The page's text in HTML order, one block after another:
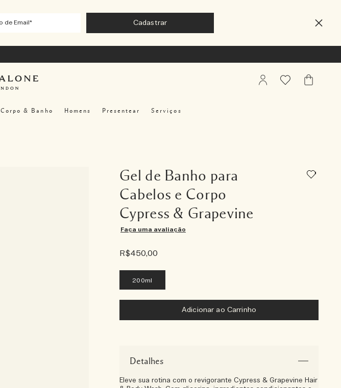
Corpo & Banho Homens Presentear Serviços
My
FavoritosMeu
Gel de Banho para
Cabelos e Corpo
Cypress & Grapevine
Faça uma avaliação
R$450,00
200ml
Adicionar ao Carrinho
Detalhes
Eleve sua rotina com o revigorante Cypress & Grapevine Hair